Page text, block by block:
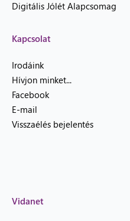
Digitális Jólét Alapcsomag
Kapcsolat
Irodáink
Hívjon minket...
Facebook
E-mail
Visszaélés bejelentés
Vidanet